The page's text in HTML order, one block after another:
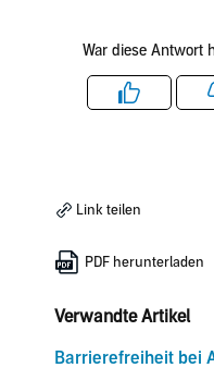
War diese Antwort
Like
Link teilen
PDF herunterladen
Verwandte Artikel
Barrierefreiheit bei